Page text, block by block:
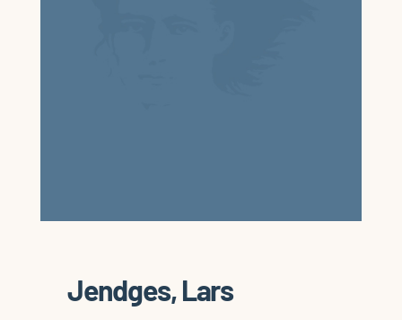
Jendges, Lars